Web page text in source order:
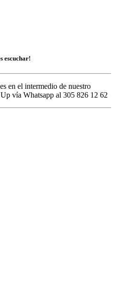
escuchar!
en el intermedio de nuestro
vía Whatsapp al 305 826 12 62